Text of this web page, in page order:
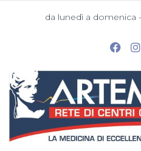
da lunedì a domenica